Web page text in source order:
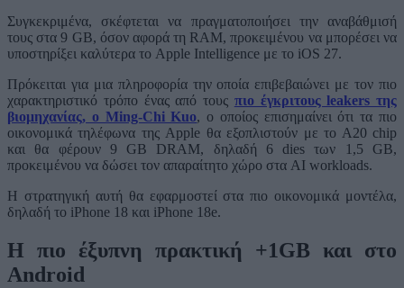
Συγκεκριμένα, σκέφτεται να πραγματοποιήσει την αναβάθμισή
τους στα 9 GB, όσον αφορά τη RAM, προκειμένου να μπορέσει να
υποστηρίξει καλύτερα το Apple Intelligence με το iOS 27.
Πρόκειται για μια πληροφορία την οποία επιβεβαιώνει με τον πιο
χαρακτηριστικό τρόπο ένας από τους πιο έγκριτους leakers της
βιομηχανίας, ο Ming-Chi Kuo, ο οποίος επισημαίνει ότι τα πιο
οικονομικά τηλέφωνα της Apple θα εξοπλιστούν με το Α20 chip
και θα φέρουν 9 GB DRAM, δηλαδή 6 dies των 1,5 GB,
προκειμένου να δώσει τον απαραίτητο χώρο στα AI workloads.
Η στρατηγική αυτή θα εφαρμοστεί στα πιο οικονομικά μοντέλα,
δηλαδή το iPhone 18 και iPhone 18e.
Η πιο έξυπνη πρακτική +1GB και στο
Android